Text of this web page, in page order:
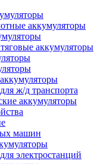
аккумуляторы
аккумуляторы
ж/д транспорта
аккумуляторы
машин
электростанций